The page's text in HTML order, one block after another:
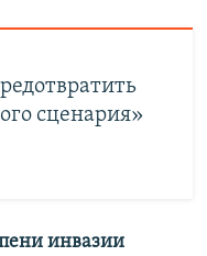
сценария»
инвазии